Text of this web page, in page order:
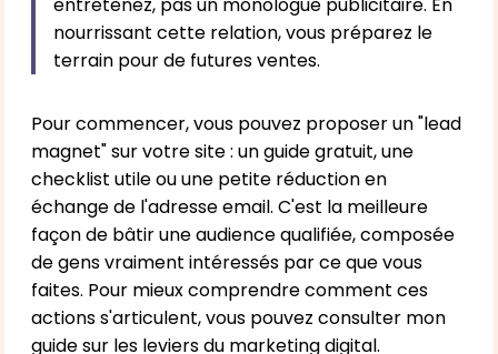
entretenez, pas un monologue publicitaire. En
nourrissant cette relation, vous préparez le
terrain pour de futures ventes.
Pour commencer, vous pouvez proposer un "lead
magnet" sur votre site : un guide gratuit, une
checklist utile ou une petite réduction en
échange de l'adresse email. C'est la meilleure
façon de bâtir une audience qualifiée, composée
de gens vraiment intéressés par ce que vous
faites. Pour mieux comprendre comment ces
actions s'articulent, vous pouvez consulter mon
guide sur les leviers du marketing digital.